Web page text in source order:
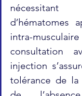
d’hématomes
intra-
consultation
injection
tolérance de la